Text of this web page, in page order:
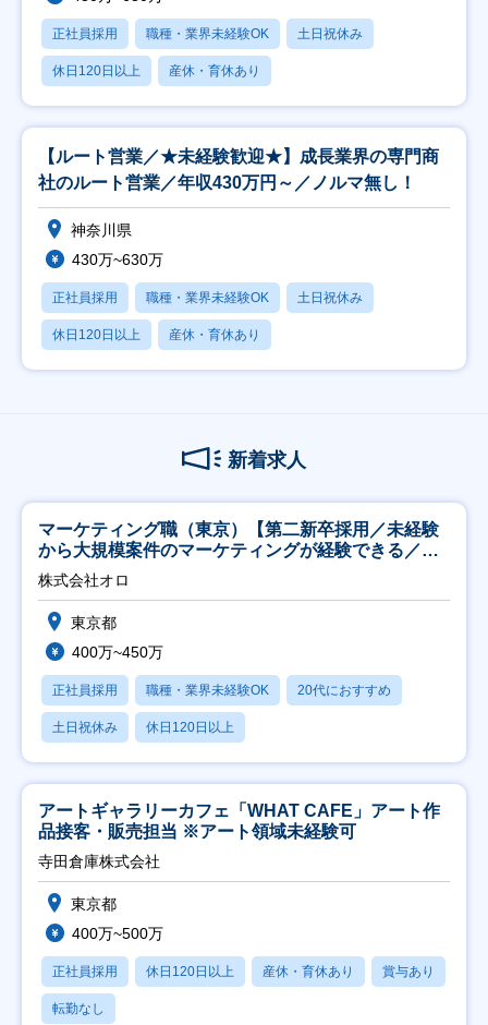
正社員採用 職種・業界未経験OK 土日祝休み
休日120日以上 産休・育休あり
【ルート営業／★未経験歓迎★】成長業界の専門商
社のルート営業／年収430万円～／ノルマ無し！
神奈川県
430万~630万
正社員採用 職種・業界未経験OK 土日祝休み
休日120日以上 産休・育休あり
新着求人
マーケティング職（東京）【第二新卒採用／未経験
から大規模案件のマーケティングが経験できる／研
修充実】
株式会社オロ
東京都
400万~450万
正社員採用 職種・業界未経験OK 20代におすすめ
土日祝休み 休日120日以上
アートギャラリーカフェ「WHAT CAFE」アート作
品接客・販売担当 ※アート領域未経験可
寺田倉庫株式会社
東京都
400万~500万
正社員採用 休日120日以上 産休・育休あり 賞与あり
転勤なし